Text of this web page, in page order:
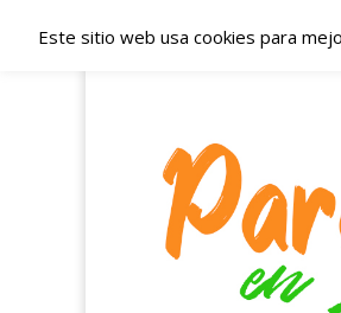
Irlanda
Blog dedicado a los que
Este sitio web usa cookies para